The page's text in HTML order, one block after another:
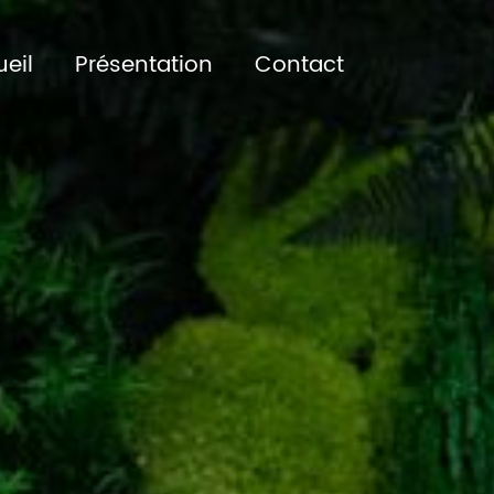
Présentation Contact